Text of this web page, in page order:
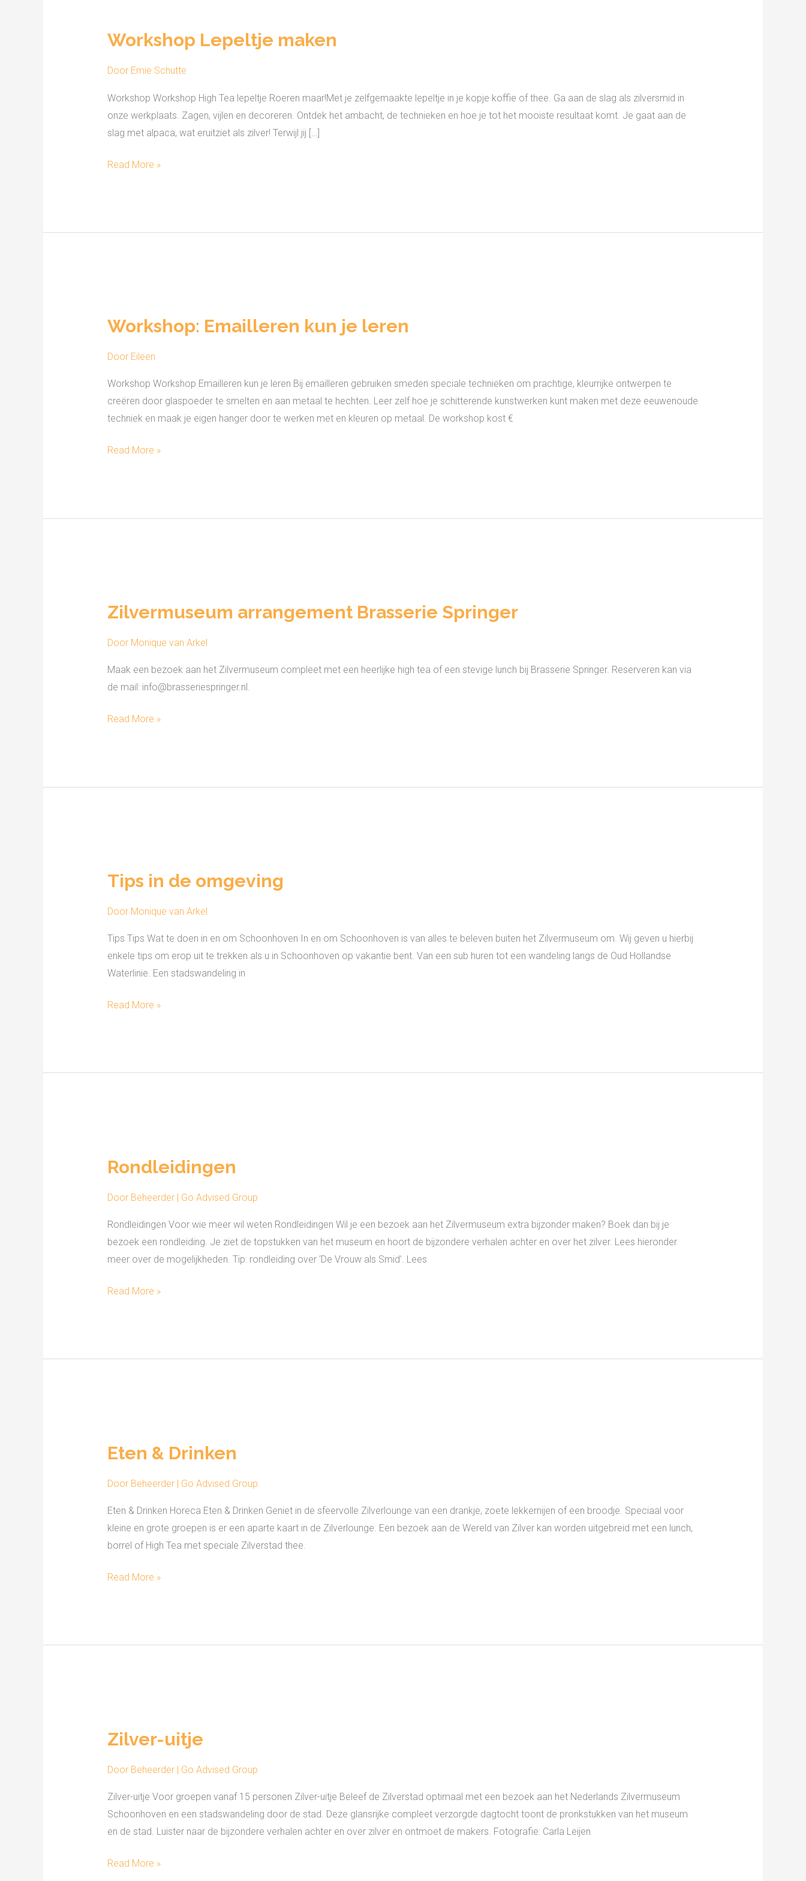
Workshop Lepeltje maken
Door Emie Schutte
Workshop Workshop High Tea lepeltje Roeren maar!Met je zelfgemaakte lepeltje in je kopje koffie of thee. Ga aan de slag als zilversmid in
onze werkplaats. Zagen, vijlen en decoreren. Ontdek het ambacht, de technieken en hoe je tot het mooiste resultaat komt. Je gaat aan de
slag met alpaca, wat eruitziet als zilver! Terwijl jij […]
maken
Read More »
Workshop: Emailleren kun je leren
Door Eileen
Workshop Workshop Emailleren kun je leren Bij emailleren gebruiken smeden speciale technieken om prachtige, kleurrijke ontwerpen te
creëren door glaspoeder te smelten en aan metaal te hechten. Leer zelf hoe je schitterende kunstwerken kunt maken met deze eeuwenoude
techniek en maak je eigen hanger door te werken met en kleuren op metaal. De workshop kost €
kun
leren
Read More »
Zilvermuseum arrangement Brasserie Springer
Door Monique van Arkel
Maak een bezoek aan het Zilvermuseum compleet met een heerlijke high tea of een stevige lunch bij Brasserie Springer. Reserveren kan via
de mail: info@brasseriespringer.nl.
Brasserie
Read More »
Tips in de omgeving
Door Monique van Arkel
Tips Tips Wat te doen in en om Schoonhoven In en om Schoonhoven is van alles te beleven buiten het Zilvermuseum om. Wij geven u hierbij
enkele tips om erop uit te trekken als u in Schoonhoven op vakantie bent. Van een sub huren tot een wandeling langs de Oud Hollandse
Waterlinie. Een stadswandeling in
Read More »
Rondleidingen
Door Beheerder | Go Advised Group
Rondleidingen Voor wie meer wil weten Rondleidingen Wil je een bezoek aan het Zilvermuseum extra bijzonder maken? Boek dan bij je
bezoek een rondleiding. Je ziet de topstukken van het museum en hoort de bijzondere verhalen achter en over het zilver. Lees hieronder
meer over de mogelijkheden. Tip: rondleiding over ‘De Vrouw als Smid’. Lees
Read More »
Eten & Drinken
Door Beheerder | Go Advised Group
Eten & Drinken Horeca Eten & Drinken Geniet in de sfeervolle Zilverlounge van een drankje, zoete lekkernijen of een broodje. Speciaal voor
kleine en grote groepen is er een aparte kaart in de Zilverlounge. Een bezoek aan de Wereld van Zilver kan worden uitgebreid met een lunch,
borrel of High Tea met speciale Zilverstad thee.
Drinken
Read More »
Zilver-uitje
Door Beheerder | Go Advised Group
Zilver-uitje Voor groepen vanaf 15 personen Zilver-uitje Beleef de Zilverstad optimaal met een bezoek aan het Nederlands Zilvermuseum
Schoonhoven en een stadswandeling door de stad. Deze glansrijke compleet verzorgde dagtocht toont de pronkstukken van het museum
en de stad. Luister naar de bijzondere verhalen achter en over zilver en ontmoet de makers. Fotografie: Carla Leijen
Read More »